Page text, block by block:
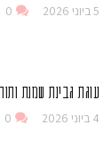
5 ביוני 2026 0
עוגת גבינת שמנת
4 ביוני 2026 0